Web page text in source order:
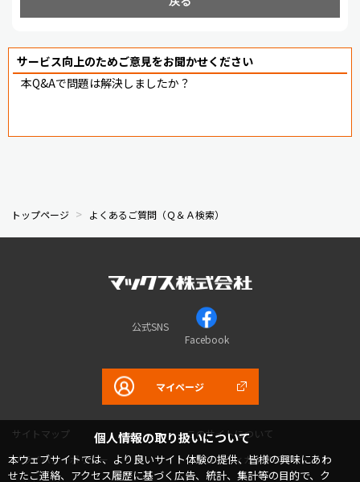
個人情報の取り扱いについて
本ウェブサイトでは、より良いサイト体験の提供、皆様の興味にあわ
せたご連絡、アクセス履歴に基づく広告、統計、集計等の目的で、ク
サービス向上のためご意見をお聞かせください
本Q&Aで問題は解決しましたか？
トップページ よくあるご質問（Ｑ＆Ａ検索）
公式SNS
Facebook
マイページ
サイトマップ
このサイトについて
プライバシーポリシー
コミュニティガイドライン